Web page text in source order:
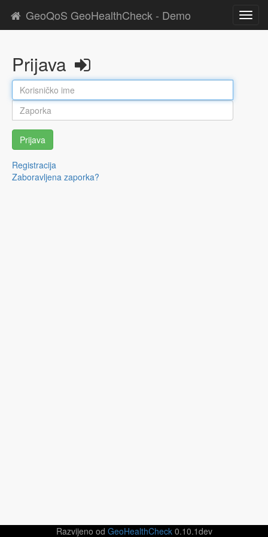
GeoQoS GeoHealthCheck - Demo
Prijava
Prijava
Registracija
Zaboravljena zaporka?
Razvijeno od GeoHealthCheck0.10.1dev